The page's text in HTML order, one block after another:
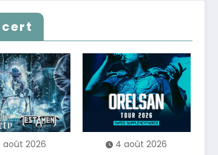
août 2026 4 août 2026